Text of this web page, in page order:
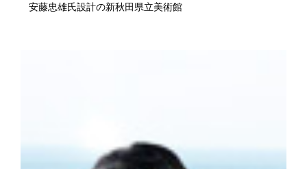
安藤忠雄氏設計の新秋田県立美術館